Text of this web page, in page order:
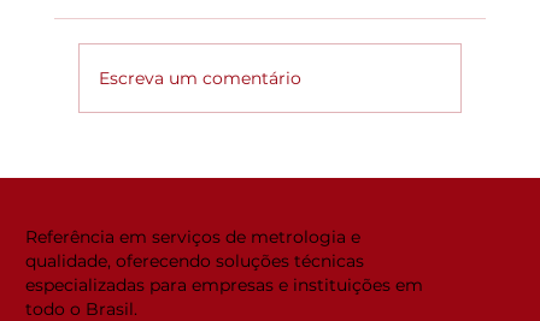
Escreva um comentário
Referência em serviços de metrologia e
qualidade, oferecendo soluções técnicas
especializadas para empresas e instituições em
todo o Brasil.